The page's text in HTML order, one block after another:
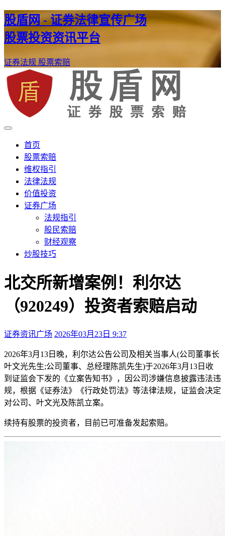
股盾网 - 证券法律宣传广场
股票投资资讯平台
证券法规 股票索赔
股盾网
证券股票维权网
首页
股票索赔
维权指引
法律法规
价值投资
证券广场
法规指引
股民索赔
财经观察
炒股技巧
北交所新增案例！利尔达
（920249）投资者索赔启动
证券资讯广场 2026年03月23日 9:37
2026年3月13日晚，利尔达公告公司及相关当事人(公司董事长
叶文光先生;公司董事、总经理陈凯先生)于2026年3月13日收
到证监会下发的《立案告知书》，因公司涉嫌信息披露违法违
规，根据《证券法》《行政处罚法》等法律法规，证监会决定
对公司、叶文光及陈凯立案。
续持有股票的投资者，目前已可准备发起索赔。